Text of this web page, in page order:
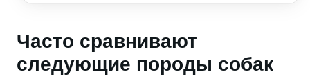
Часто сравнивают
следующие породы собак